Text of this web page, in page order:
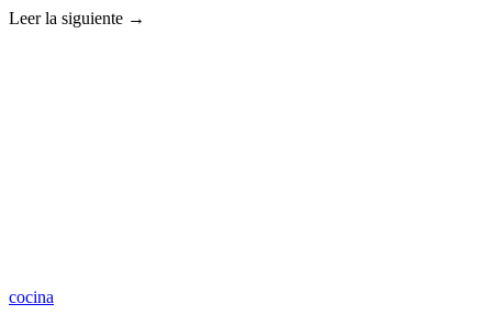
Leer la siguiente →
cocina